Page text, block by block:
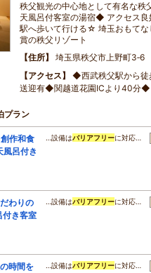
秩父観光の中心地として有名な
天風呂付客室の湯宿◆ アクセス
駅へ歩いて行ける☆ 埼玉おもて
賞の秩父リゾート
住所
埼玉県秩父市上野町3‐6
アクセス
◆西武秩父駅から
送迎有◆関越道花園ICより40分◆
プラン
作和食
呂付き
…設備はバリアフリーに対応…
わりの
き客室
…設備はバリアフリーに対応…
時間を
…設備はバリアフリーに対応…